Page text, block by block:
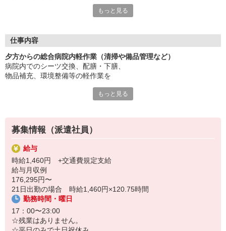
就業スタート以降もフォローアップ行います。
・健康診断(当社規定有）
・有給休暇
・各種保険制度有
もっと見る
仕事内容
夕方からの総合病院内軽作業（清掃や備品管理など）
病院内でのシーツ交換、配膳・下膳、
物品補充、環境整備等の軽作業を
もっと見る
募集情報（派遣社員）
給与
時給1,460円 +交通費規定支給
給与月収例
176,295円〜
21日出勤の場合 時給1,460円×120.75時間
勤務時間・曜日
17：00〜23:00
☆残業はありません。